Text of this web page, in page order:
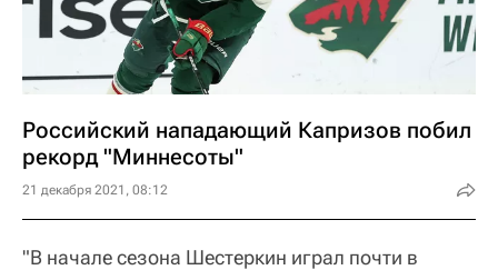
Российский нападающий Капризов побил
рекорд "Миннесоты"
21 декабря 2021, 08:12
"В начале сезона Шестеркин играл почти в